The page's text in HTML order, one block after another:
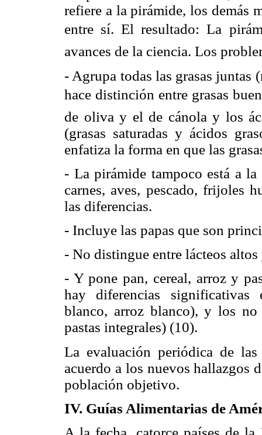
refiere a la pirámide, los demás
entre sí. El resultado: La
avances de la ciencia. Los
- Agrupa todas las grasas juntas
hace distinción entre grasas
de oliva y el de cánola y los
(grasas saturadas y ácidos
enfatiza la forma en que las
- La pirámide tampoco está a
carnes, aves, pescado, frijoles
las diferencias.
- Incluye las papas que son
- No distingue entre lácteos altos
- Y pone pan, cereal, arroz y
hay diferencias significativas
blanco, arroz blanco), y los
pastas integrales) (10).
La evaluación periódica de
acuerdo a los nuevos hallazgos
población objetivo.
IV. Guías Alimentarias de